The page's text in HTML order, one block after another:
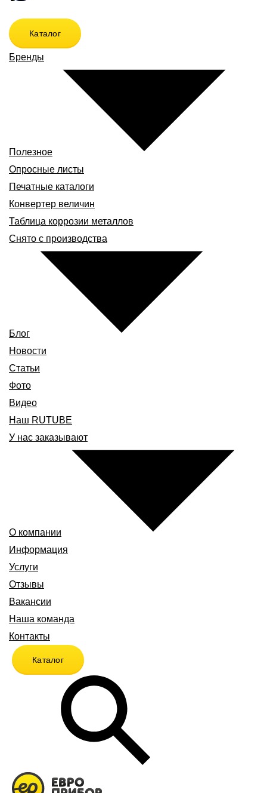
Каталог
Бренды
Полезное
Опросные листы
Печатные каталоги
Конвертер величин
Таблица коррозии металлов
Снято с производства
Блог
Новости
Статьи
Фото
Видео
Наш RUTUBE
У нас заказывают
О компании
Информация
Услуги
Отзывы
Вакансии
Наша команда
Контакты
Каталог